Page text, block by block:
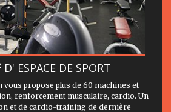
ESPACE DE SPORT
vous propose plus de 60 machines et
renforcement musculaire, cardio. Un
et de cardio-training de dernière